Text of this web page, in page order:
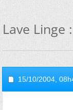
Lave Linge
15/10/2004,